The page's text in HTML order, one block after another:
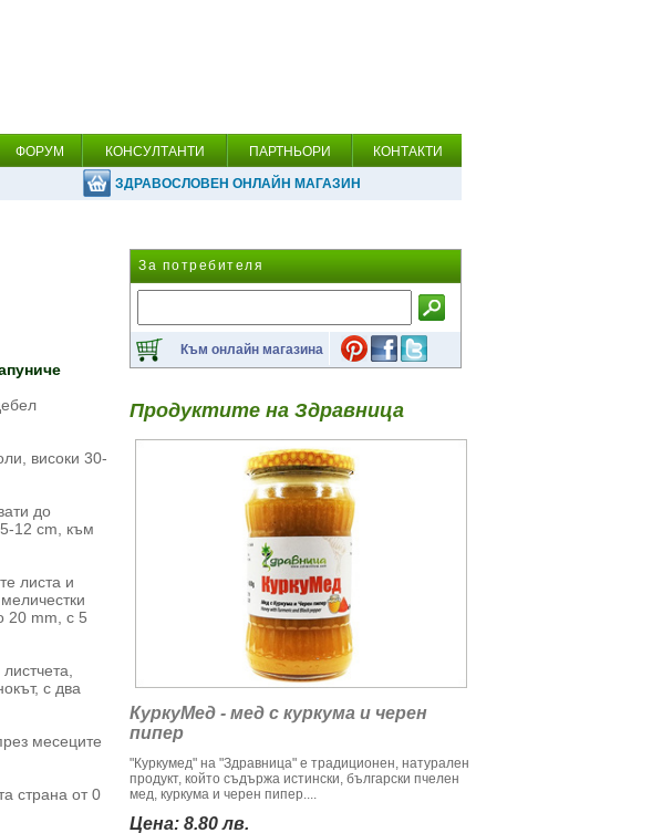
ФОРУМ КОНСУЛТАНТИ ПАРТНЬОРИ КОНТАКТИ
ЗДРАВОСЛОВЕН ОНЛАЙН МАГАЗИН
високи 30-
до
12 cm, към
листа и
20 mm, с 5
с два
месеците
страна от 0
За потребителя
Към онлайн магазина
Продуктите на Здравница
КуркуМед - мед с куркума и черен
пипер
"Куркумед" на "Здравница" е традиционен, натурален
продукт, който съдържа истински, български пчелен
мед, куркума и черен пипер....
Цена: 8.80 лв.